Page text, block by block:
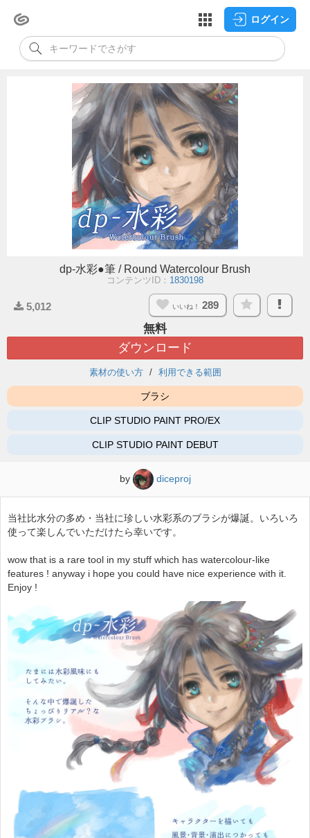
ログイン
dp-水彩●筆 / Round Watercolour Brush
コンテンツID： 1830198
5,012 いいね！ 289
無料
ダウンロード
素材の使い方 利用できる範囲
ブラシ
CLIP STUDIO PAINT PRO/EX
CLIP STUDIO PAINT DEBUT
by diceproj
当社比水分の多め・当社に珍しい水彩系のブラシが爆誕。いろいろ
使って楽しんでいただけたら幸いです。
wow that is a rare tool in my stuff which has watercolour-like
features ! anyway i hope you could have nice experience with it.
Enjoy !